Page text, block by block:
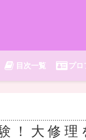
目次一覧 プロ
！大修理